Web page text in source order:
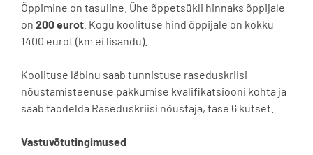
Õppimine on tasuline. Ühe õppetsükli hinnaks õppijale
on 200 eurot . Kogu koolituse hind õppijale on kokku
1400 eurot (km ei lisandu).
Koolituse läbinu saab tunnistuse raseduskriisi
nõustamisteenuse pakkumise kvalifikatsiooni kohta ja
saab taodelda Raseduskriisi nõustaja, tase 6 kutset.
Vastuvõtutingimused